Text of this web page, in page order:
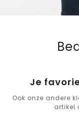
Je
Ook onze andere
artikel